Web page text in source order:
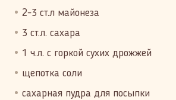
2-3 ст.л майонеза
3 ст.л. сахара
1 ч.л. с горкой сухих дрожжей
щепотка соли
сахарная пудра для посыпки